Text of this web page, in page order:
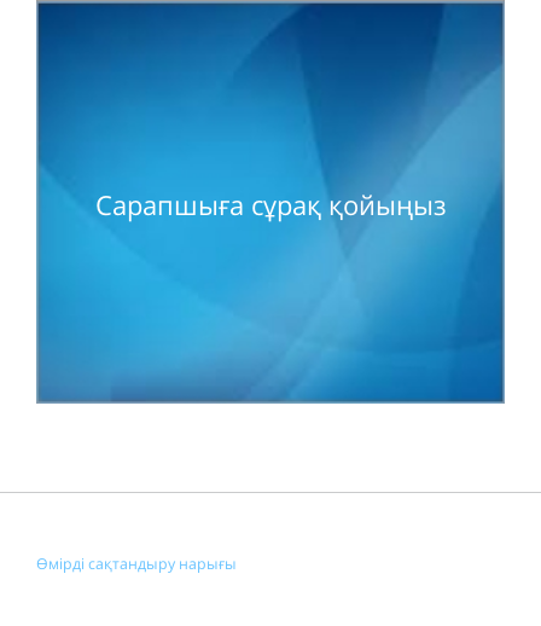
Сарапшыға сұрақ қойыңыз
Өмірді сақтандыру нарығы